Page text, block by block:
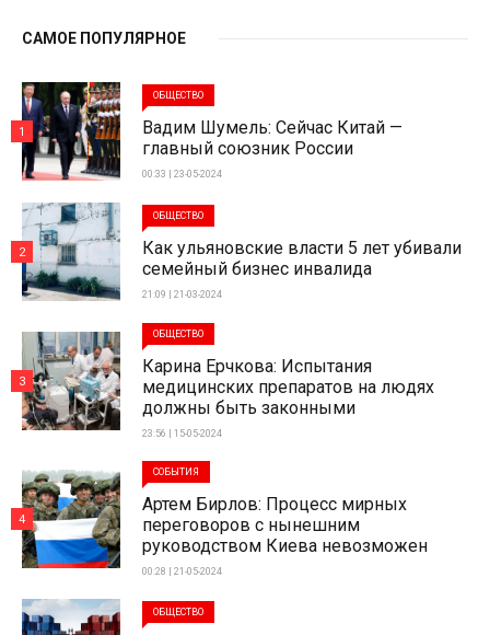
САМОЕ ПОПУЛЯРНОЕ
ОБЩЕСТВО
Вадим Шумель: Сейчас Китай —
главный союзник России
00:33 | 23-05-2024
1
ОБЩЕСТВО
Как ульяновские власти 5 лет убивали
семейный бизнес инвалида
21:09 | 21-03-2024
2
ОБЩЕСТВО
Карина Ерчкова: Испытания
медицинских препаратов на людях
должны быть законными
23:56 | 15-05-2024
3
СОБЫТИЯ
Артем Бирлов: Процесс мирных
переговоров с нынешним
руководством Киева невозможен
00:28 | 21-05-2024
4
ОБЩЕСТВО